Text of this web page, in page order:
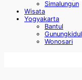
Simalungun
Wisata
Yogyakarta
Bantul
Gunungkidul
Wonosari